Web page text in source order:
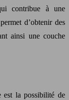
contribue à une
d’obtenir des
ainsi une couche
est la possibilité de